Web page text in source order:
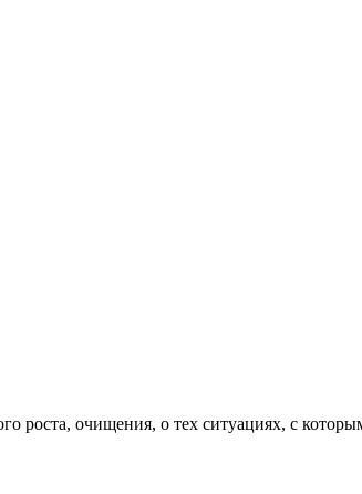
роста, очищения, о тех ситуациях, с